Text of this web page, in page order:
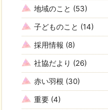
地域のこと (53)
子どものこと (14)
採用情報 (8)
社協だより (26)
赤い羽根 (30)
重要 (4)